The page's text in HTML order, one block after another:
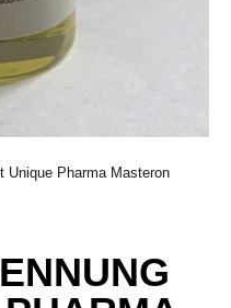
Unique Pharma Masteron